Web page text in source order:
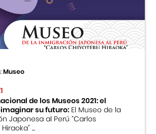
Peruano Japonés
Inmigración Japonesa
Japonés
Museo
de los Museos 2021: el
su futuro:El Museo de la
Japonesa al Perú “Carlos
...